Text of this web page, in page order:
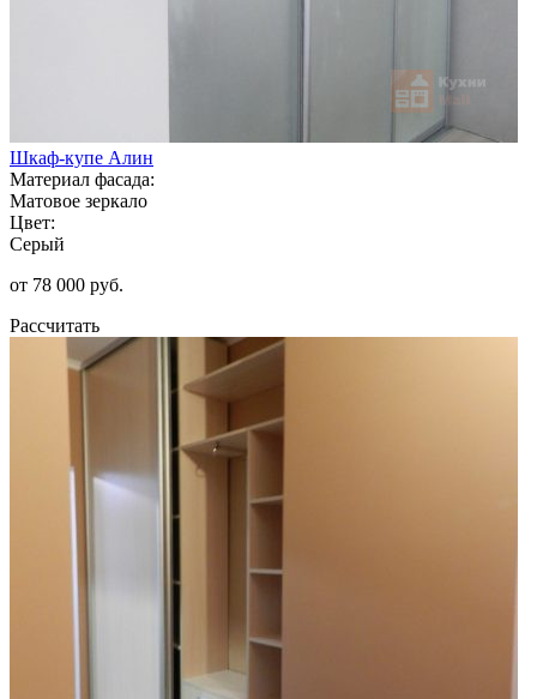
Шкаф-купе Алин
Материал фасада:
Матовое зеркало
Цвет:
Серый
от 78 000 руб.
Рассчитать